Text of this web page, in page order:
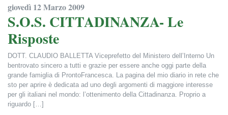
giovedì 12 Marzo 2009
S.O.S. CITTADINANZA- Le
Risposte
DOTT. CLAUDIO BALLETTA Viceprefetto del Ministero dell’Interno Un
bentrovato sincero a tutti e grazie per essere anche oggi parte della
grande famiglia di ProntoFrancesca. La pagina del mio diario in rete che
sto per aprire è dedicata ad uno degli argomenti di maggiore interesse
per gli italiani nel mondo: l’ottenimento della Cittadinanza. Proprio a
riguardo […]